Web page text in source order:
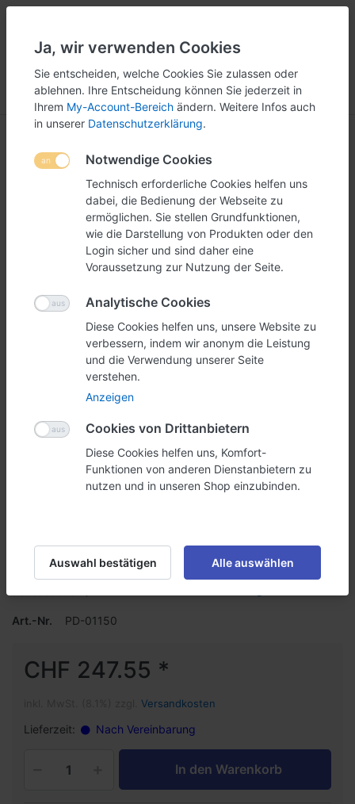
Menü Anmelden Vergleichen Wunschliste Warenkorb
Vario D7 Säulendisplay
Beleuchtung für VA7500, 230V/58W Abbildung entspricht
komplettem SET!
Art.-Nr. PD-01150
CHF 247.55 *
Versandkosten
Lieferzeit: Nach Vereinbarung
In den Warenkorb
Ja, wir verwenden Cookies
Sie entscheiden, welche Cookies Sie zulassen oder
ablehnen. Ihre Entscheidung können Sie jederzeit in
Ihrem My-Account-Bereich ändern. Weitere Infos auch
in unserer Datenschutzerklärung.
Notwendige Cookies
Technisch erforderliche Cookies helfen uns
dabei, die Bedienung der Webseite zu
ermöglichen. Sie stellen Grundfunktionen,
wie die Darstellung von Produkten oder den
Login sicher und sind daher eine
Voraussetzung zur Nutzung der Seite.
Analytische Cookies
Diese Cookies helfen uns, unsere Website zu
verbessern, indem wir anonym die Leistung
und die Verwendung unserer Seite
verstehen.
Anzeigen
Cookies von Drittanbietern
Diese Cookies helfen uns, Komfort-
Funktionen von anderen Dienstanbietern zu
nutzen und in unseren Shop einzubinden.
Auswahl bestätigen Alle auswählen